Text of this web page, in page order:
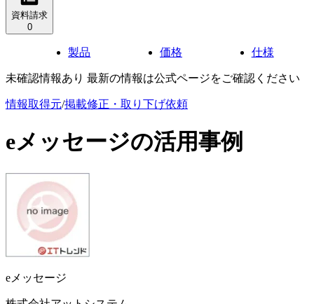
資料請求
0
製品 価格 仕様
未確認情報あり 最新の情報は公式ページをご確認ください
情報取得元/掲載修正・取り下げ依頼
eメッセージの活用事例
eメッセージ